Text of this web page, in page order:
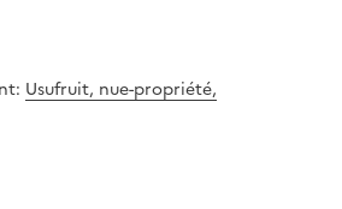
Usufruit, nue-propriété,